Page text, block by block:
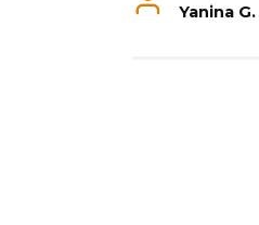
Yanina G.